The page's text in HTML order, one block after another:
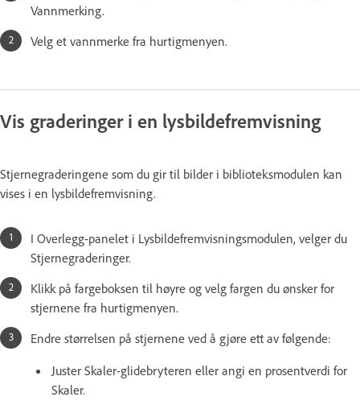
Vannmerking.
Velg et vannmerke fra hurtigmenyen.
Vis graderinger i en lysbildefremvisning
Stjernegraderingene som du gir til bilder i biblioteksmodulen kan
vises i en lysbildefremvisning.
I Overlegg-panelet i Lysbildefremvisningsmodulen, velger du
Stjernegraderinger.
Klikk på fargeboksen til høyre og velg fargen du ønsker for
stjernene fra hurtigmenyen.
Endre størrelsen på stjernene ved å gjøre ett av følgende:
Juster Skaler-glidebryteren eller angi en prosentverdi for
Skaler.